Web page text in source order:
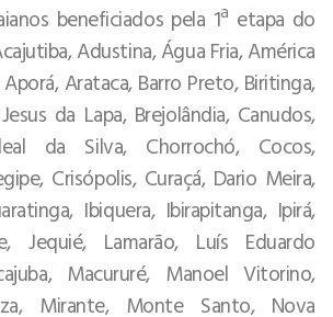
beneficiados pela 1ª etapa do
Adustina, Água Fria, América
Arataca, Barro Preto, Biritinga,
da Lapa, Brejolândia, Canudos,
da Silva, Chorrochó, Cocos,
Crisópolis, Curaçá, Dario Meira,
Ibiquera, Ibirapitanga, Ipirá,
Jequié, Lamarão, Luís Eduardo
Macururé, Manoel Vitorino,
Mirante, Monte Santo, Nova